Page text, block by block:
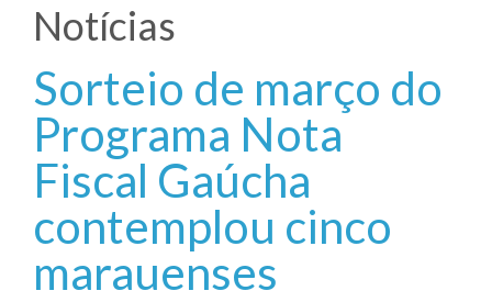
Notícias
Sorteio de março do
Programa Nota
Fiscal Gaúcha
contemplou cinco
marauenses